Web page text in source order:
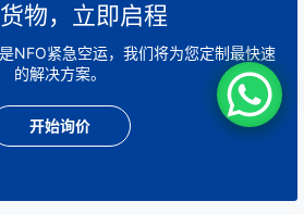
物，立即启程
NFO紧急空运，我们将为您定制最快速
的解决方案。
开始询价